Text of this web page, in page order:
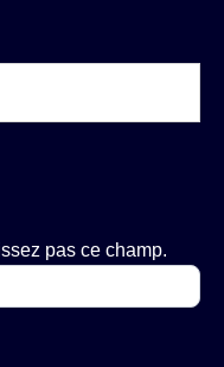
pas ce champ.